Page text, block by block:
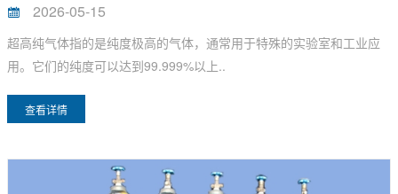
2026-05-15
超高纯气体指的是纯度极高的气体，通常用于特殊的实验室和工业应
用。它们的纯度可以达到99.999%以上..
查看详情